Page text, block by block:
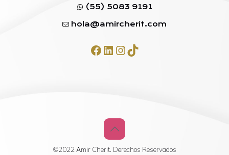
(55) 5083 9191
hola@amircherit.com
Facebook
LinkedIn
Instagram
TikTok
©2022 Amir Cherit. Derechos Reservados